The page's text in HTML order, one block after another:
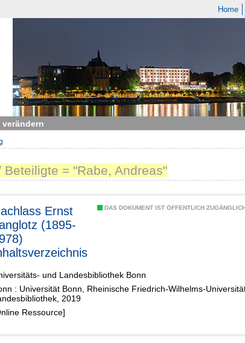
Home
verändern
Beteiligte = "Rabe, Andreas"
DAS DOKUMENT IST ÖFFENTLICH
Ernst
(1895-
und Landesbibliothek Bonn
: Universität Bonn, Rheinische Friedrich-Wilhelms-
2019
Ressource]